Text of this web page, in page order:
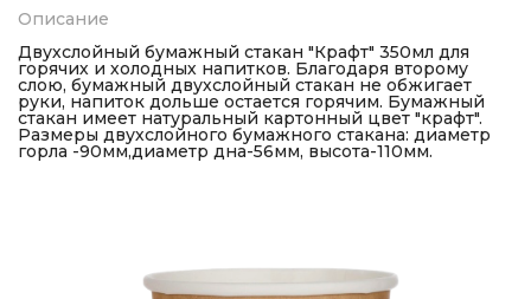
Описание
Двухслойный бумажный стакан "Крафт" 350мл для
горячих и холодных напитков. Благодаря второму
слою, бумажный двухслойный стакан не обжигает
руки, напиток дольше остается горячим. Бумажный
стакан имеет натуральный картонный цвет "крафт".
Размеры двухслойного бумажного стакана: диаметр
горла -90мм,диаметр дна-56мм, высота-110мм.